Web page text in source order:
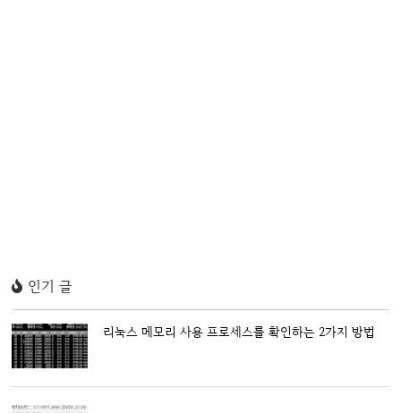
인기 글
리눅스 메모리 사용 프로세스를 확인하는 2가지 방법